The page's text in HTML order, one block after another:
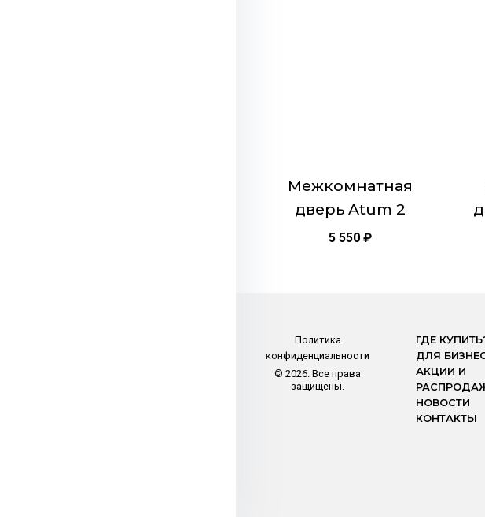
Межкомнатная
дверь Atum 2
5 550 ₽
товара.
Политика
конфиденциальности
© 2026. Все права
защищены.
ГДЕ
ДЛЯ
АКЦИИ И
НОВОСТИ
КОНТАКТЫ